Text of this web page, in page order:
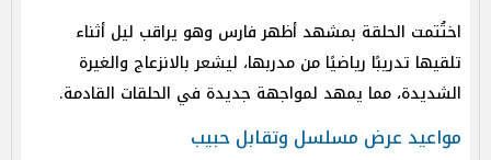
اختُتمت الحلقة بمشهد أظهر فارس وهو يراقب ليل أثناء
تلقيها تدريبًا رياضيًا من مدربها، ليشعر بالانزعاج والغيرة
الشديدة، مما يمهد لمواجهة جديدة في الحلقات القادمة.
مواعيد عرض مسلسل وتقابل حبيب